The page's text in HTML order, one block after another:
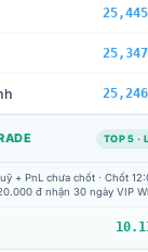
25,445
25,347
25,246
TOP 5 ·
+ PnL chưa chốt · Chốt
đ nhận 30 ngày VIP